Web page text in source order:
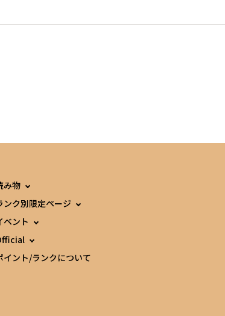
み物
ンク別限定ページ
ベント
イント/ランクについて